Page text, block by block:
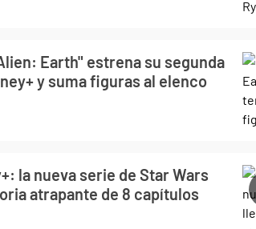
Earth" estrena su segunda
y suma figuras al elenco
la nueva serie de Star Wars
atrapante de 8 capítulos